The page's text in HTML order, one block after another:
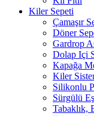
Kiler Sepeti
Çamaşır
Döner
Gardrop
Dolap Içi
Kapağa
Kiler
Silikonlu
Sürgülü
Tabaklık,